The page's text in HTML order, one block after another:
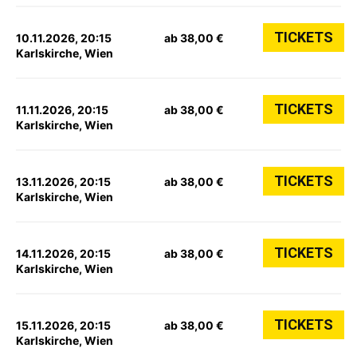
10.11.2026, 20:15
Karlskirche, Wien
ab 38,00 € TICKETS
11.11.2026, 20:15
Karlskirche, Wien
ab 38,00 € TICKETS
13.11.2026, 20:15
Karlskirche, Wien
ab 38,00 € TICKETS
14.11.2026, 20:15
Karlskirche, Wien
ab 38,00 € TICKETS
15.11.2026, 20:15
Karlskirche, Wien
ab 38,00 € TICKETS